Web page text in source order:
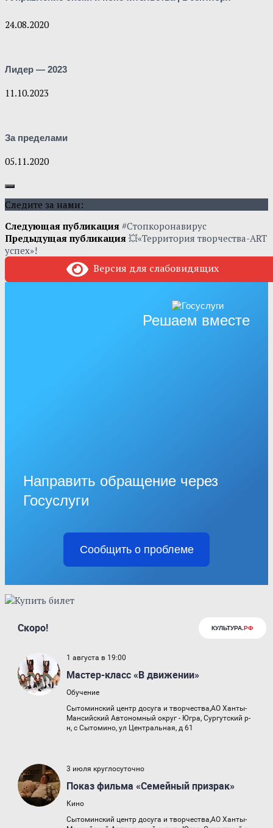
24.08.2020
Лидер — 2023
11.10.2023
За пределами
05.11.2020
Следите за нами:
Следующая публикация #Стопкоронавирус
Предыдущая публикация 💥«Территория творчества-ART
успех»!
Версия для слабовидящих
Решаем вместе
Направить обращение через
Госуслуги
Сообщить о проблеме